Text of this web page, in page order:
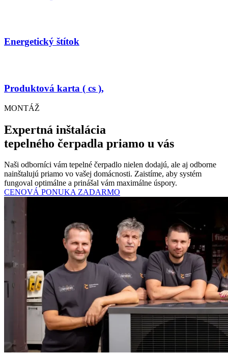
Energetický štítok
Produktová karta ( cs ),
MONTÁŽ
Expertná inštalácia
tepelného čerpadla priamo u vás
Naši odborníci vám tepelné čerpadlo nielen dodajú, ale aj odborne
nainštalujú priamo vo vašej domácnosti. Zaistíme, aby systém
fungoval optimálne a prinášal vám maximálne úspory.
CENOVÁ PONUKA ZADARMO